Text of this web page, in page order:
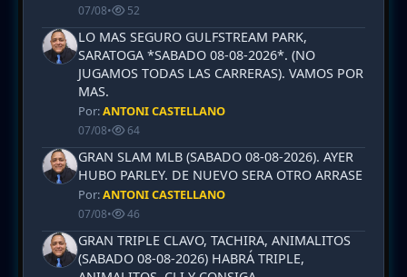
07/08• 52
LO MAS SEGURO GULFSTREAM PARK,
SARATOGA *SABADO 08-08-2026*. (NO
JUGAMOS TODAS LAS CARRERAS). VAMOS POR
MAS.
Por:ANTONI CASTELLANO
07/08• 64
GRAN SLAM MLB (SABADO 08-08-2026). AYER
HUBO PARLEY. DE NUEVO SERA OTRO ARRASE
Por:ANTONI CASTELLANO
07/08• 46
GRAN TRIPLE CLAVO, TACHIRA, ANIMALITOS
(SABADO 08-08-2026) HABRÁ TRIPLE,